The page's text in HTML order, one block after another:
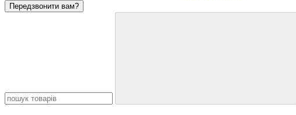
Передзвонити вам?